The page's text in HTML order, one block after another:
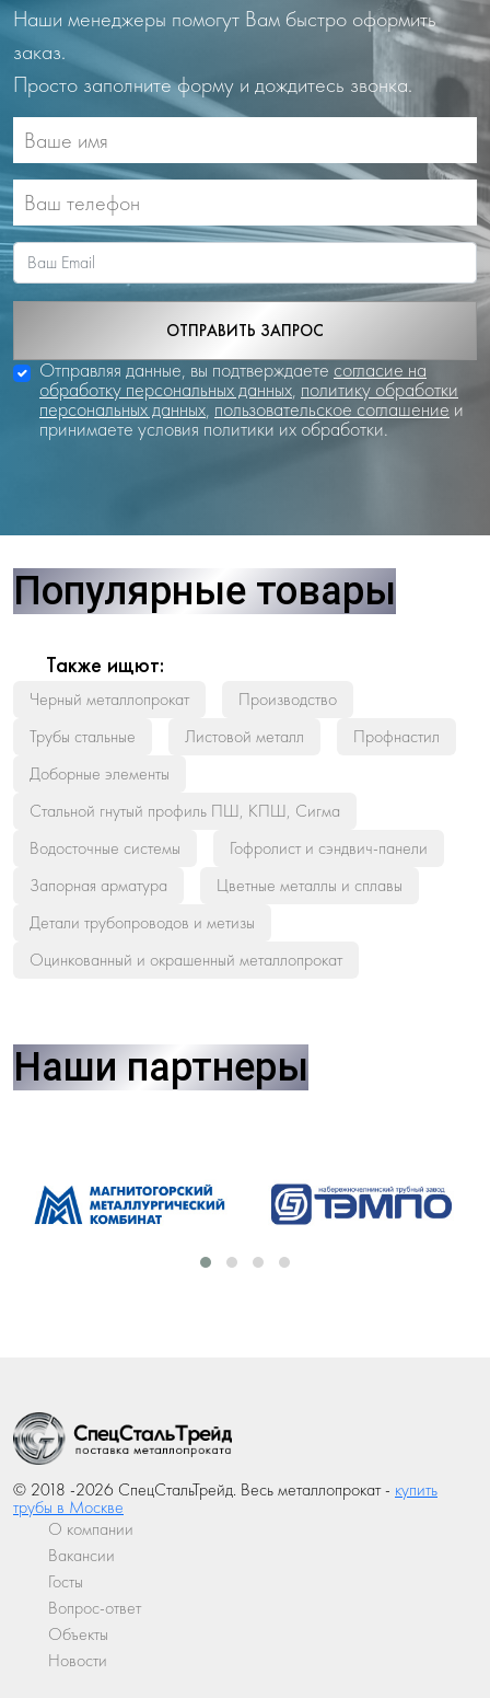
Наши менеджеры помогут Вам быстро оформить
заказ.
Просто заполните форму и дождитесь звонка.
ОТПРАВИТЬ ЗАПРОС
Отправляя данные, вы подтверждаете согласие на
обработку персональных данных, политику обработки
персональных данных, пользовательское соглашение и
принимаете условия политики их обработки.
Популярные товары
Также ищют:
Черный металлопрокат
Производство
Трубы стальные
Листовой металл
Профнастил
Доборные элементы
Стальной гнутый профиль ПШ, КПШ, Сигма
Водосточные системы
Гофролист и сэндвич-панели
Запорная арматура
Цветные металлы и сплавы
Детали трубопроводов и метизы
Оцинкованный и окрашенный металлопрокат
Наши партнеры
© 2018 -2026 СпецСтальТрейд. Весь металлопрокат - купить
трубы в Москве
О компании
Вакансии
Госты
Вопрос-ответ
Объекты
Новости